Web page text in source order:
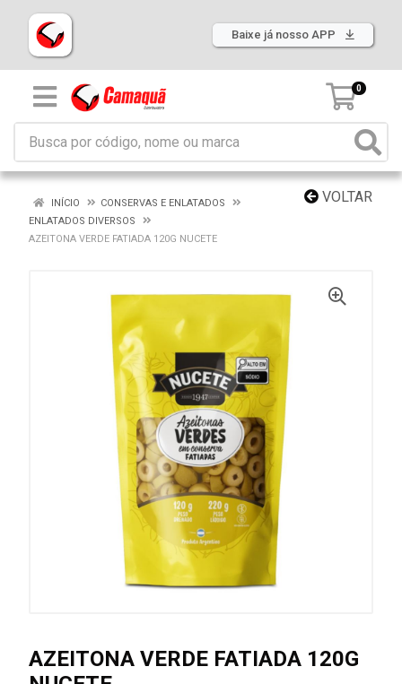
Baixe já nosso APP
0
VOLTAR
INÍCIO
CONSERVAS E ENLATADOS
ENLATADOS DIVERSOS
AZEITONA VERDE FATIADA 120G NUCETE
AZEITONA VERDE FATIADA 120G